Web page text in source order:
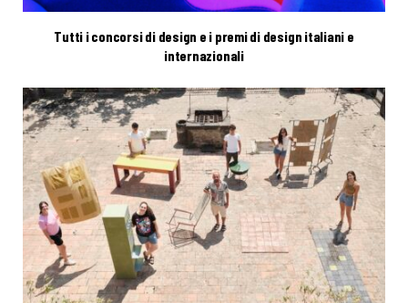
Tutti i concorsi di design e i premi di design italiani e
internazionali